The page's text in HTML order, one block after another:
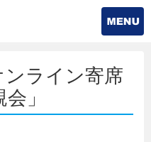
ライン寄席
」